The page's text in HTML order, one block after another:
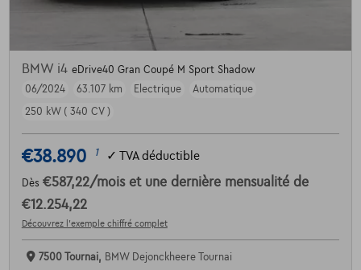
BMW i4 eDrive40 Gran Coupé M Sport Shadow
06/2024
63.107 km Electrique
Automatique
250 kW ( 340 CV )
€38.890 1 ✓ TVA déductible
Dès €587,22/mois et une dernière mensualité de
€12.254,22
Découvrez l’exemple chiffré complet
7500 Tournai, BMW Dejonckheere Tournai